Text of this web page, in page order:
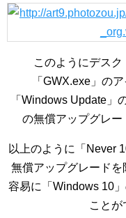
このようにデスク
「GWX.exe」の
「Windows Update」
の無償アップグレー
以上のように「Never
無償アップグレード
容易に「Windows 10
ことが